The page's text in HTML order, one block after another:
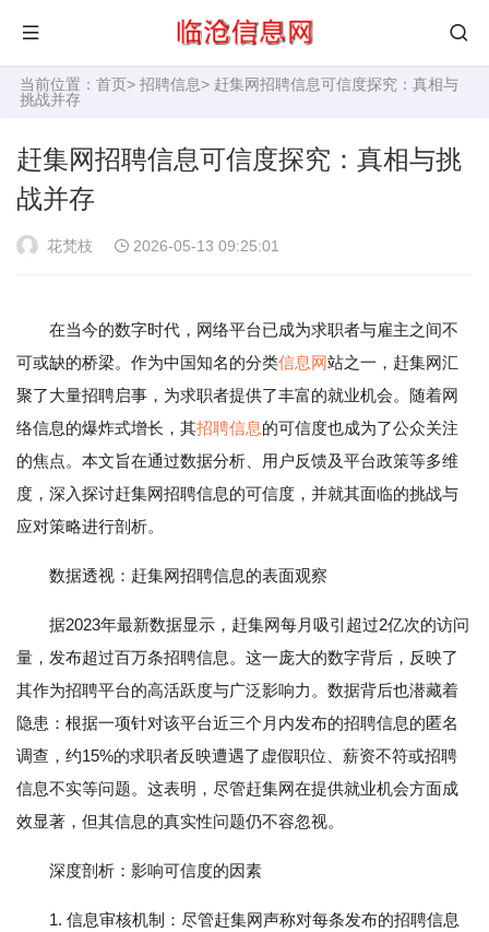
当前位置： 首页> 招聘信息> 赶集网招聘信息可信度探究：真相与
挑战并存
赶集网招聘信息可信度探究：真相与挑
战并存
花梵枝 2026-05-13 09:25:01
在当今的数字时代，网络平台已成为求职者与雇主之间不
可或缺的桥梁。作为中国知名的分类信息网站之一，赶集网汇
聚了大量招聘启事，为求职者提供了丰富的就业机会。随着网
络信息的爆炸式增长，其招聘信息的可信度也成为了公众关注
的焦点。本文旨在通过数据分析、用户反馈及平台政策等多维
度，深入探讨赶集网招聘信息的可信度，并就其面临的挑战与
应对策略进行剖析。
数据透视：赶集网招聘信息的表面观察
据2023年最新数据显示，赶集网每月吸引超过2亿次的访问
量，发布超过百万条招聘信息。这一庞大的数字背后，反映了
其作为招聘平台的高活跃度与广泛影响力。数据背后也潜藏着
隐患：根据一项针对该平台近三个月内发布的招聘信息的匿名
调查，约15%的求职者反映遭遇了虚假职位、薪资不符或招聘
信息不实等问题。这表明，尽管赶集网在提供就业机会方面成
效显著，但其信息的真实性问题仍不容忽视。
深度剖析：影响可信度的因素
1. 信息审核机制：尽管赶集网声称对每条发布的招聘信息